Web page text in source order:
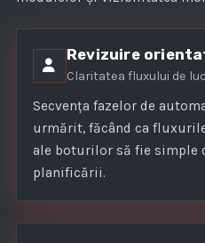
Revizuire
Claritatea fluxului de
Secvența fazelor de
urmărit, făcând ca
ale boturilor să fie simple
planificării.